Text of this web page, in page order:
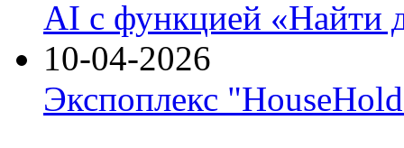
AI с функцией «Найти
10-04-2026
Экспоплекс